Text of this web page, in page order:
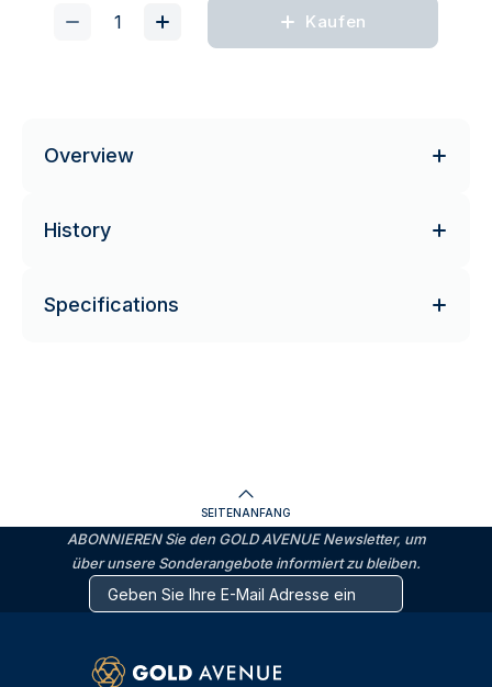
Kaufen
Overview
History
Specifications
SEITENANFANG
ABONNIEREN Sie den GOLD AVENUE Newsletter, um
über unsere Sonderangebote informiert zu bleiben.